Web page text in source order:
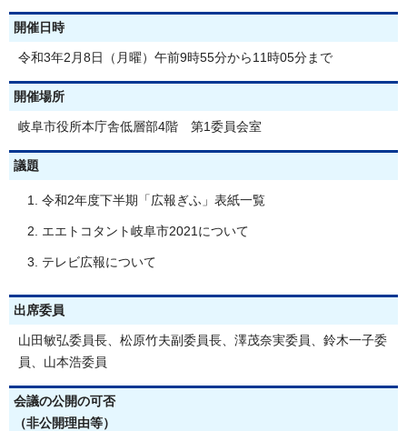
開催日時
令和3年2月8日（月曜）午前9時55分から11時05分まで
開催場所
岐阜市役所本庁舎低層部4階 第1委員会室
議題
令和2年度下半期「広報ぎふ」表紙一覧
エエトコタント岐阜市2021について
テレビ広報について
出席委員
山田敏弘委員長、松原竹夫副委員長、澤茂奈実委員、鈴木一子委
員、山本浩委員
会議の公開の可否
（非公開理由等）